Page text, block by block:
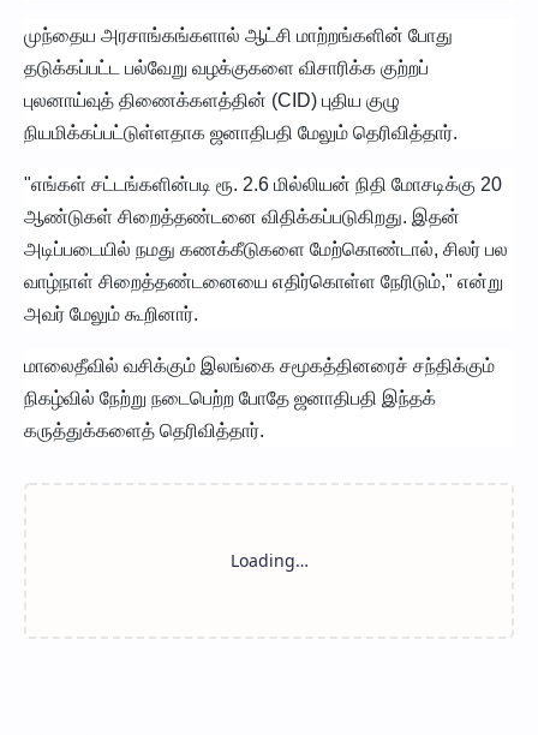
முந்தைய அரசாங்கங்களால் ஆட்சி மாற்றங்களின் போது
தடுக்கப்பட்ட பல்வேறு வழக்குகளை விசாரிக்க குற்றப்
புலனாய்வுத் திணைக்களத்தின் (CID) புதிய குழு
நியமிக்கப்பட்டுள்ளதாக ஜனாதிபதி மேலும் தெரிவித்தார்.
"எங்கள் சட்டங்களின்படி ரூ. 2.6 மில்லியன் நிதி மோசடிக்கு 20
ஆண்டுகள் சிறைத்தண்டனை விதிக்கப்படுகிறது. இதன்
அடிப்படையில் நமது கணக்கீடுகளை மேற்கொண்டால், சிலர் பல
வாழ்நாள் சிறைத்தண்டனையை எதிர்கொள்ள நேரிடும்," என்று
அவர் மேலும் கூறினார்.
மாலைதீவில் வசிக்கும் இலங்கை சமூகத்தினரைச் சந்திக்கும்
நிகழ்வில் நேற்று நடைபெற்ற போதே ஜனாதிபதி இந்தக்
கருத்துக்களைத் தெரிவித்தார்.